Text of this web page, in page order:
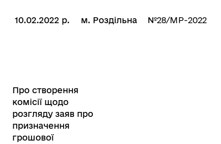
10.02.2022 р. м. Роздільна №28/MP-2022
Про створення
комісії щодо
розгляду заяв про
призначення
грошової